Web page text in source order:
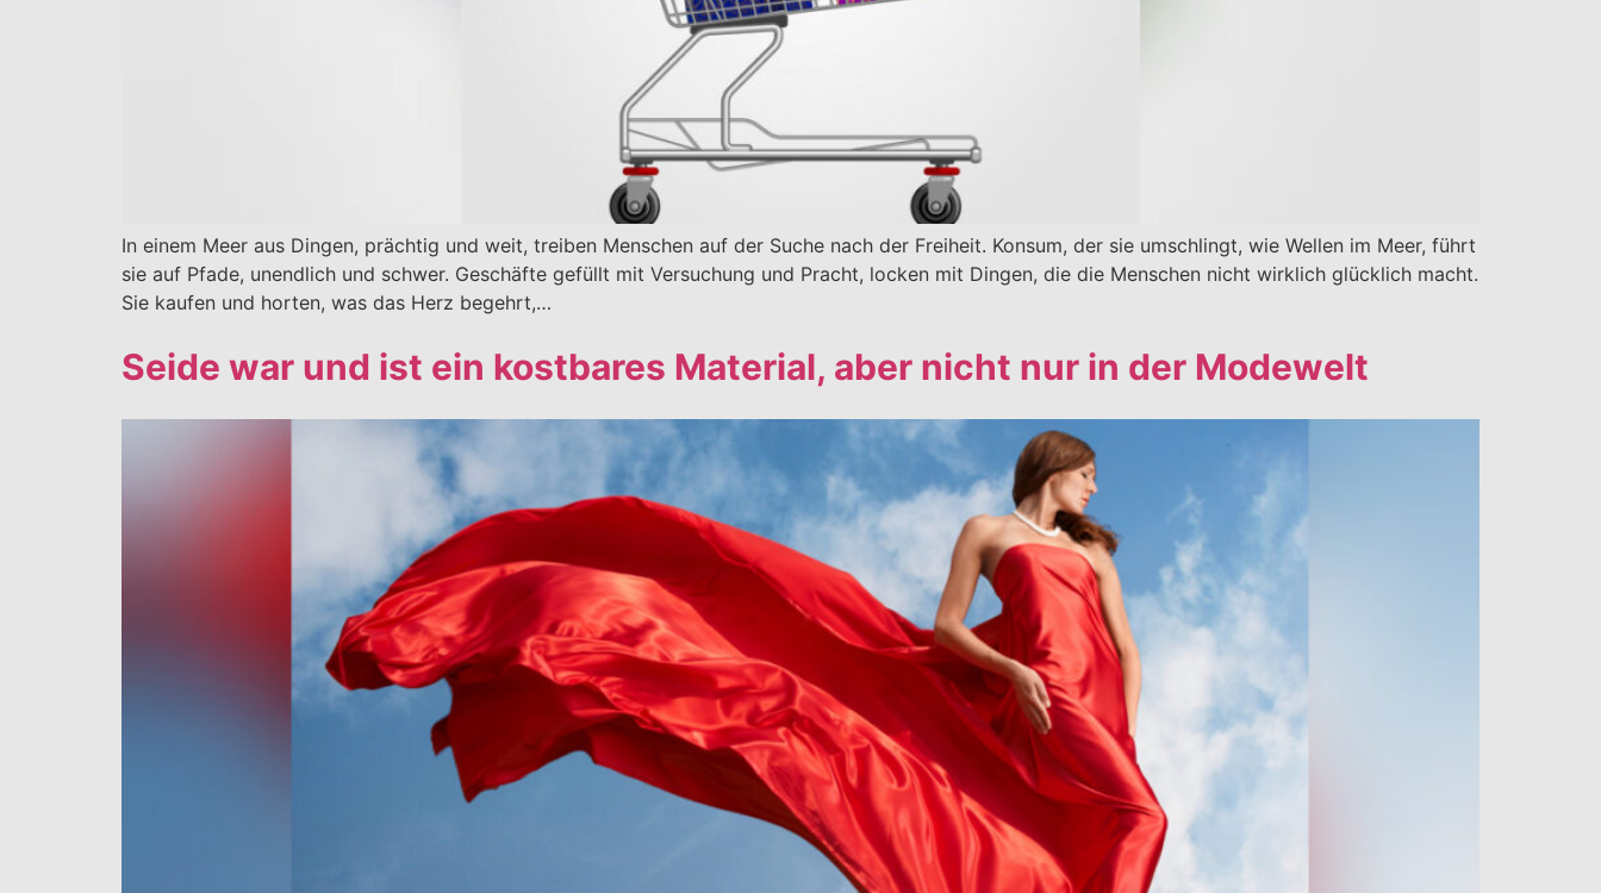
In einem Meer aus Dingen, prächtig und weit, treiben Menschen auf der Suche nach der Freiheit. Konsum, der sie umschlingt, wie Wellen im Meer, führt
sie auf Pfade, unendlich und schwer. Geschäfte gefüllt mit Versuchung und Pracht, locken mit Dingen, die die Menschen nicht wirklich glücklich macht.
Sie kaufen und horten, was das Herz begehrt,…
Seide war und ist ein kostbares Material, aber nicht nur in der Modewelt